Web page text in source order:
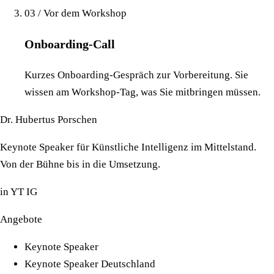
03 / Vor dem Workshop
Onboarding-Call
Kurzes Onboarding-Gespräch zur Vorbereitung. Sie
wissen am Workshop-Tag, was Sie mitbringen müssen.
Dr. Hubertus Porschen
Keynote Speaker für Künstliche Intelligenz im Mittelstand.
Von der Bühne bis in die Umsetzung.
inYT IG
Angebote
Keynote Speaker
Keynote Speaker Deutschland